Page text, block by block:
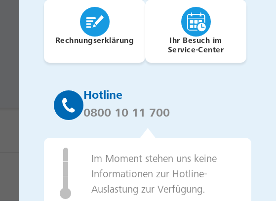
Rechnungserklärung
Ihr Besuch im
Service-Center
Hotline
0800 10 11 700
Im Moment stehen uns keine
Informationen zur Hotline-
Auslastung zur Verfügung.